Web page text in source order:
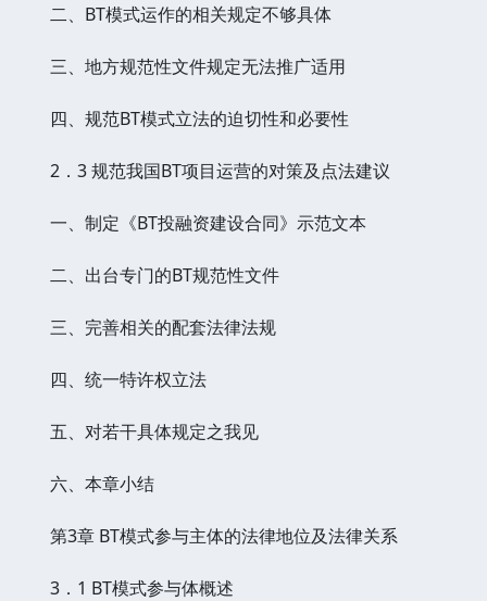
二、BT模式运作的相关规定不够具体
三、地方规范性文件规定无法推广适用
四、规范BT模式立法的迫切性和必要性
2．3 规范我国BT项目运营的对策及点法建议
一、制定《BT投融资建设合同》示范文本
二、出台专门的BT规范性文件
三、完善相关的配套法律法规
四、统一特许权立法
五、对若干具体规定之我见
六、本章小结
第3章 BT模式参与主体的法律地位及法律关系
3．1 BT模式参与体概述